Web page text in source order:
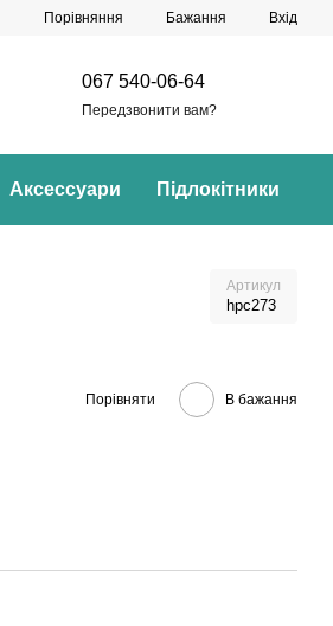
Порівняння Бажання Вхід
067 540-06-64
Передзвонити вам?
Аксессуари Підлокітники
Артикул
hpc273
Порівняти В бажання